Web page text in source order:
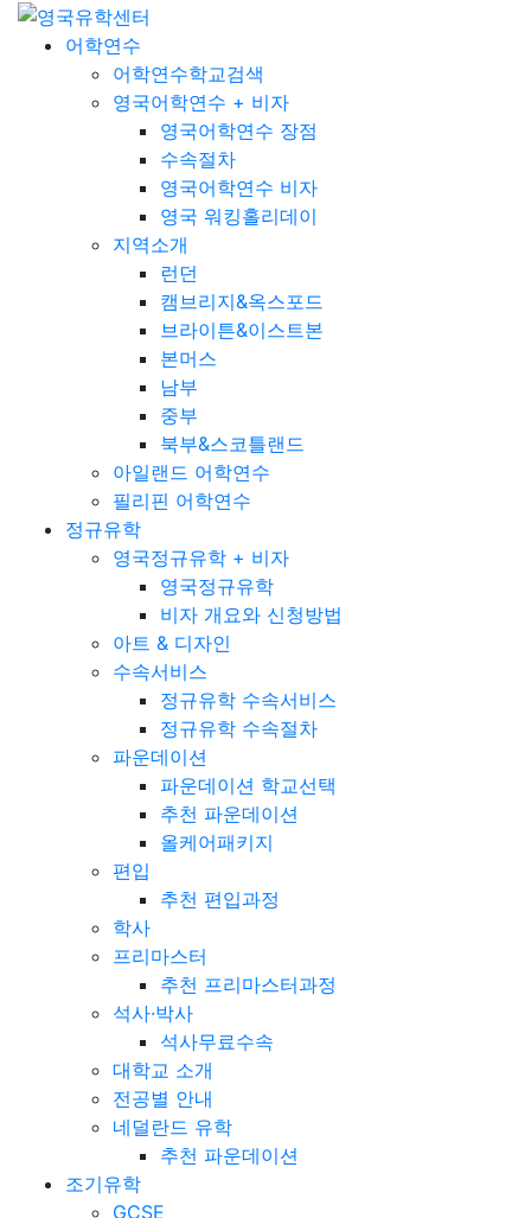
어학연수
어학연수학교검색
영국어학연수 + 비자
영국어학연수 장점
수속절차
영국어학연수 비자
영국 워킹홀리데이
지역소개
런던
캠브리지&옥스포드
브라이튼&이스트본
본머스
남부
중부
북부&스코틀랜드
아일랜드 어학연수
필리핀 어학연수
정규유학
영국정규유학 + 비자
영국정규유학
비자 개요와 신청방법
아트 & 디자인
수속서비스
정규유학 수속서비스
정규유학 수속절차
파운데이션
파운데이션 학교선택
추천 파운데이션
올케어패키지
편입
추천 편입과정
학사
프리마스터
추천 프리마스터과정
석사·박사
석사무료수속
대학교 소개
전공별 안내
네덜란드 유학
추천 파운데이션
조기유학
GCSE